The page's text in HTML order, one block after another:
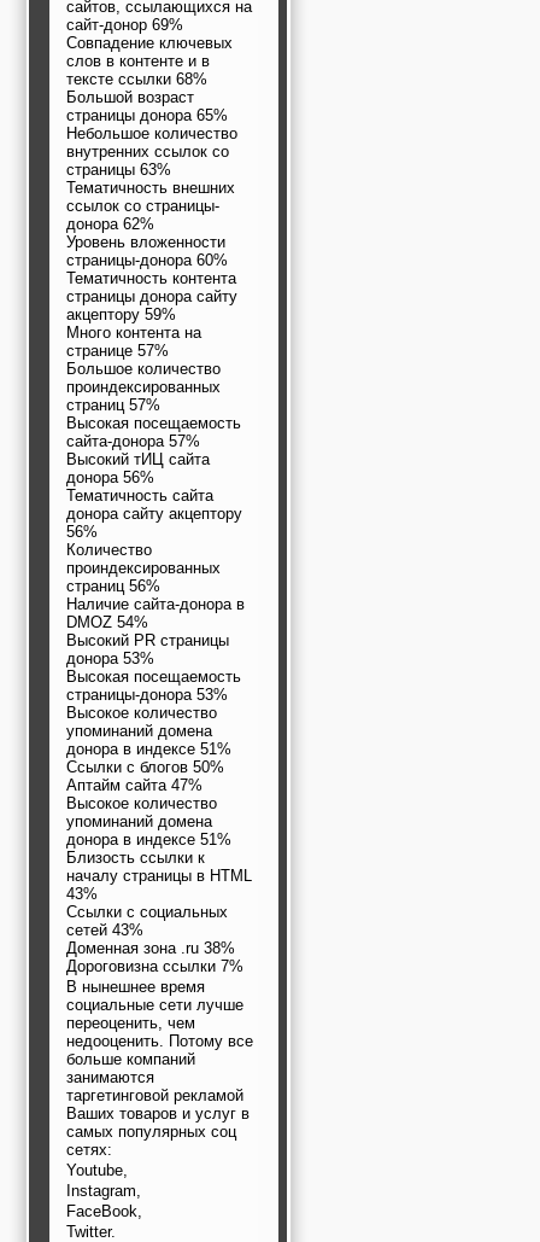
сайтов, ссылающихся на
сайт-донор 69%
Совпадение ключевых
слов в контенте и в
тексте ссылки 68%
Большой возраст
страницы донора 65%
Небольшое количество
внутренних ссылок со
страницы 63%
Тематичность внешних
ссылок со страницы-
донора 62%
Уровень вложенности
страницы-донора 60%
Тематичность контента
страницы донора сайту
акцептору 59%
Много контента на
странице 57%
Большое количество
проиндексированных
страниц 57%
Высокая посещаемость
сайта-донора 57%
Высокий тИЦ сайта
донора 56%
Тематичность сайта
донора сайту акцептору
56%
Количество
проиндексированных
страниц 56%
Наличие сайта-донора в
DMOZ 54%
Высокий PR страницы
донора 53%
Высокая посещаемость
страницы-донора 53%
Высокое количество
упоминаний домена
донора в индексе 51%
Ссылки с блогов 50%
Аптайм сайта 47%
Высокое количество
упоминаний домена
донора в индексе 51%
Близость ссылки к
началу страницы в HTML
43%
Ссылки с социальных
сетей 43%
Доменная зона .ru 38%
Дороговизна ссылки 7%
В нынешнее время
социальные сети лучше
переоценить, чем
недооценить. Потому все
больше компаний
занимаются
таргетинговой рекламой
Ваших товаров и услуг в
самых популярных соц
сетях:
Youtube,
Instagram,
FaceBook,
Twitter.